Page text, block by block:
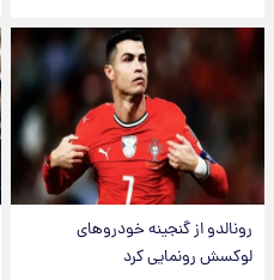
رونالدو از گنجینه خودروهای
لوکسش رونمایی کرد